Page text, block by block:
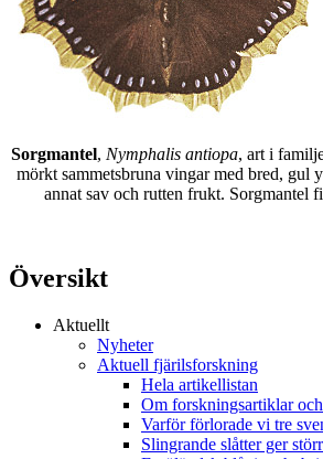
Sorgmantel, Nymphalis antiopa, art i
mörkt sammetsbruna vingar med bred, gul
annat sav och rutten frukt. Sorgmantel
Översikt
Aktuellt
Nyheter
Aktuell fjärilsforskning
Hela artikellistan
Om forskningsartiklar
Varför förlorade vi tre
Slingrande slåtter ger